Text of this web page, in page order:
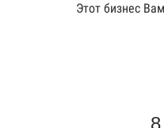
Этот бизнес